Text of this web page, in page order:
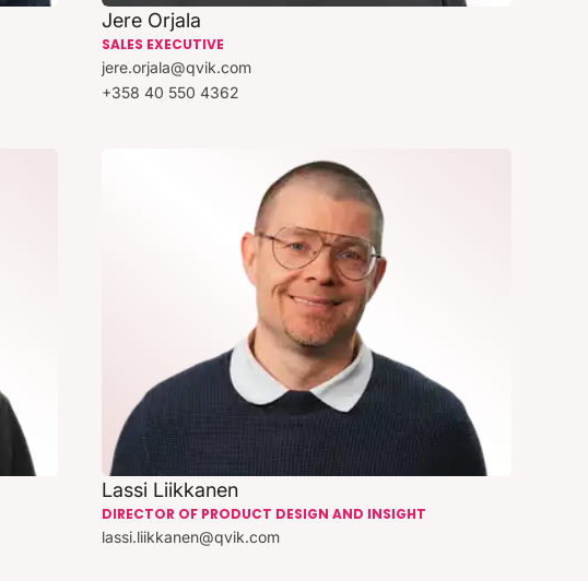
Jere Orjala
SALES EXECUTIVE
jere.orjala@qvik.com
+358 40 550 4362
Lassi Liikkanen
DIRECTOR OF PRODUCT DESIGN AND INSIGHT
lassi.liikkanen@qvik.com